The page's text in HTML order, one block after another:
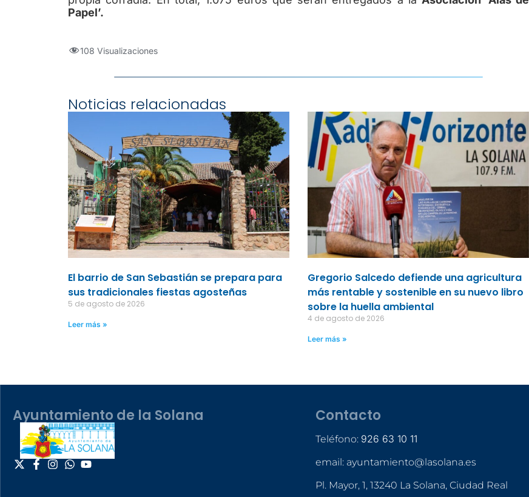
Papel’.
108 Visualizaciones
Noticias relacionadas
El barrio de San Sebastián se prepara para
sus tradicionales fiestas agosteñas
5 de agosto de 2026
Leer más »
Gregorio Salcedo defiende una agricultura
más rentable y sostenible en su nuevo libro
sobre la huella ambiental
4 de agosto de 2026
Leer más »
Ayuntamiento de la Solana Contacto
Teléfono: 926 63 10 11
email: ayuntamiento@lasolana.es
Pl. Mayor, 1, 13240 La Solana, Ciudad Real